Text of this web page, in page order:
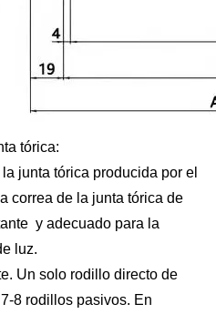
tórica:
junta tórica producida por el
correa de la junta tórica de
y adecuado para la
luz.
Un solo rodillo directo de
8 rodillos pasivos. En